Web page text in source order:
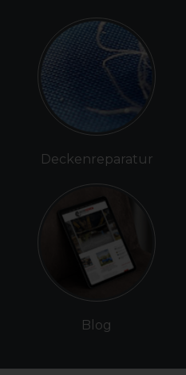
Deckenreparatur
Blog